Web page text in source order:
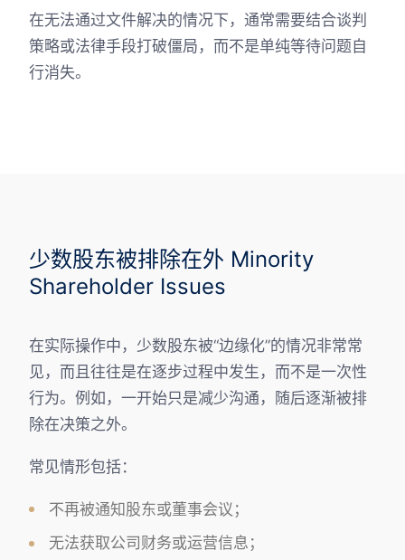
在无法通过文件解决的情况下，通常需要结合谈判
策略或法律手段打破僵局，而不是单纯等待问题自
行消失。
少数股东被排除在外 Minority
Shareholder Issues
在实际操作中，少数股东被“边缘化”的情况非常常
见，而且往往是在逐步过程中发生，而不是一次性
行为。例如，一开始只是减少沟通，随后逐渐被排
除在决策之外。
常见情形包括：
不再被通知股东或董事会议；
无法获取公司财务或运营信息；